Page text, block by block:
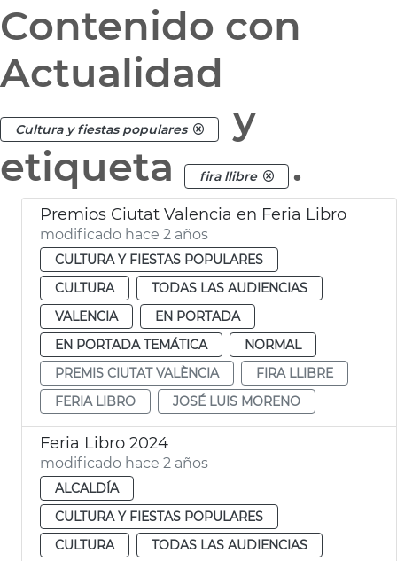
Contenido con
Actualidad
Cultura y fiestas populares
y
etiqueta
fira llibre .
Premios Ciutat Valencia en Feria Libro
modificado hace 2 años
CULTURA Y FIESTAS POPULARES
CULTURA
TODAS LAS AUDIENCIAS
VALENCIA
EN PORTADA
EN PORTADA TEMÁTICA
NORMAL
PREMIS CIUTAT VALÈNCIA
FIRA LLIBRE
FERIA LIBRO
JOSÉ LUIS MORENO
Feria Libro 2024
modificado hace 2 años
ALCALDÍA
CULTURA Y FIESTAS POPULARES
CULTURA
TODAS LAS AUDIENCIAS